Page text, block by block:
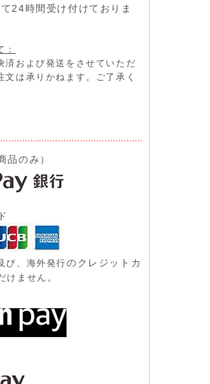
24時間受け付けておりま
済および発送をさせていただ
文は承りかねます。ご了承く
品のみ）
び、 海外発行のクレジットカ
けません。